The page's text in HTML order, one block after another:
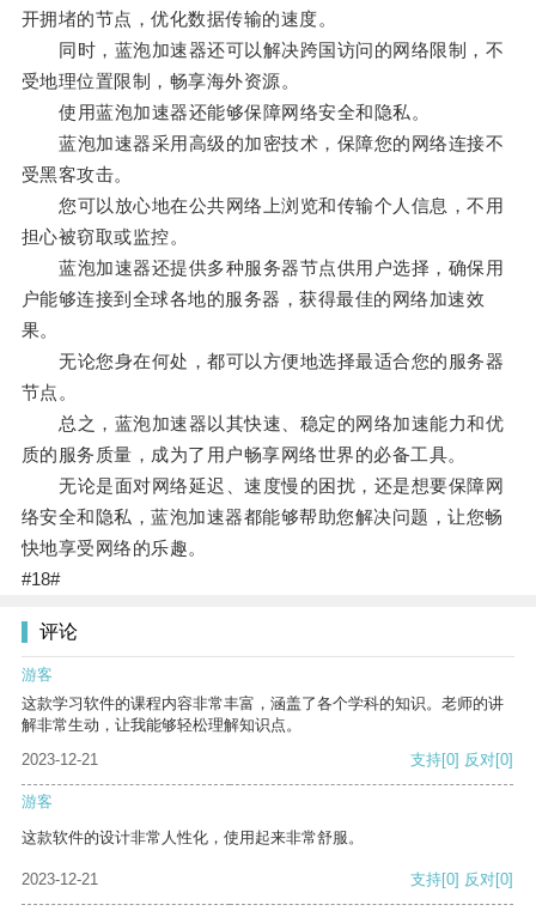
开拥堵的节点，优化数据传输的速度。
同时，蓝泡加速器还可以解决跨国访问的网络限制，不
受地理位置限制，畅享海外资源。
使用蓝泡加速器还能够保障网络安全和隐私。
蓝泡加速器采用高级的加密技术，保障您的网络连接不
受黑客攻击。
您可以放心地在公共网络上浏览和传输个人信息，不用
担心被窃取或监控。
蓝泡加速器还提供多种服务器节点供用户选择，确保用
户能够连接到全球各地的服务器，获得最佳的网络加速效
果。
无论您身在何处，都可以方便地选择最适合您的服务器
节点。
总之，蓝泡加速器以其快速、稳定的网络加速能力和优
质的服务质量，成为了用户畅享网络世界的必备工具。
无论是面对网络延迟、速度慢的困扰，还是想要保障网
络安全和隐私，蓝泡加速器都能够帮助您解决问题，让您畅
快地享受网络的乐趣。
#18#
评论
游客
这款学习软件的课程内容非常丰富，涵盖了各个学科的知识。老师的讲
解非常生动，让我能够轻松理解知识点。
2023-12-21
支持[0] 反对[0]
游客
这款软件的设计非常人性化，使用起来非常舒服。
2023-12-21 支持[0] 反对[0]